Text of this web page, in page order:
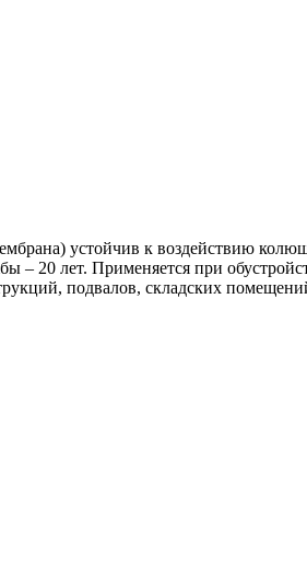
устойчив к воздействию
– 20 лет. Применяется при
подвалов, складских